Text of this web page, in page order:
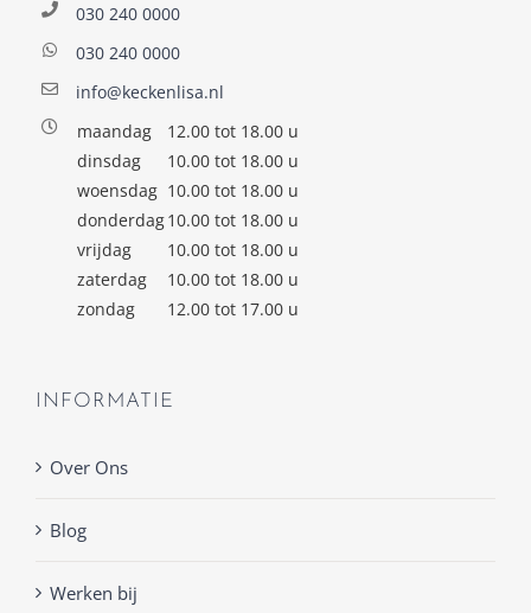
030 240 0000
030 240 0000
info@keckenlisa.nl
maandag
12.00 tot 18.00 u
dinsdag
10.00 tot 18.00 u
woensdag 10.00 tot 18.00 u
donderdag10.00 tot 18.00 u
vrijdag
10.00 tot 18.00 u
zaterdag
10.00 tot 18.00 u
zondag
12.00 tot 17.00 u
INFORMATIE
Over Ons
Blog
Werken bij